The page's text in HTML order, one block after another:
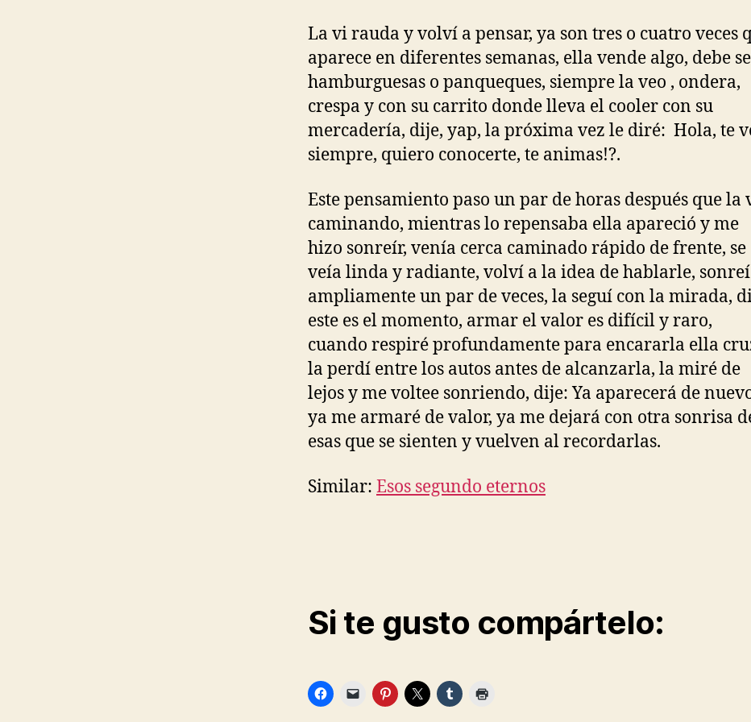
La vi rauda y volví a pensar, ya son tres o cuatro veces
aparece en diferentes semanas, ella vende algo, debe
hamburguesas o panqueques, siempre la veo , ondera,
crespa y con su carrito donde lleva el cooler con su
mercadería, dije, yap, la próxima vez le diré: Hola, te
siempre, quiero conocerte, te animas!?.
Este pensamiento paso un par de horas después que la
caminando, mientras lo repensaba ella apareció y me
hizo sonreír, venía cerca caminado rápido de frente, se
veía linda y radiante, volví a la idea de hablarle, sonreí
ampliamente un par de veces, la seguí con la mirada,
este es el momento, armar el valor es difícil y raro,
cuando respiré profundamente para encararla ella
la perdí entre los autos antes de alcanzarla, la miré de
lejos y me voltee sonriendo, dije: Ya aparecerá de
ya me armaré de valor, ya me dejará con otra sonrisa
esas que se sienten y vuelven al recordarlas.
Similar: Esos segundo eternos
Si te gusto compártelo: